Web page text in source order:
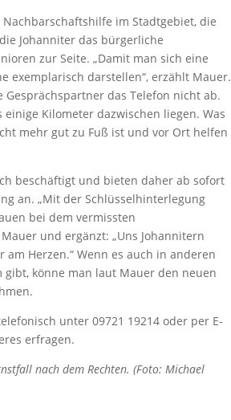
im Stadtgebiet, die
Johanniter das bürgerliche
zur Seite. „Damit man sich eine
exemplarisch darstellen“, erzählt Mauer.
das Telefon nicht ab.
Kilometer dazwischen liegen. Was
mehr gut zu Fuß ist und vor Ort helfen
beschäftigt und bieten daher ab sofort
an. „Mit der Schlüsselhinterlegung
bei dem vermissten
und ergänzt: „Uns Johannitern
Herzen.“ Wenn es auch in anderen
könne man laut Mauer den neuen
unter 09721 19214 oder per E-
erfragen.
nach dem Rechten. (Foto: Michael